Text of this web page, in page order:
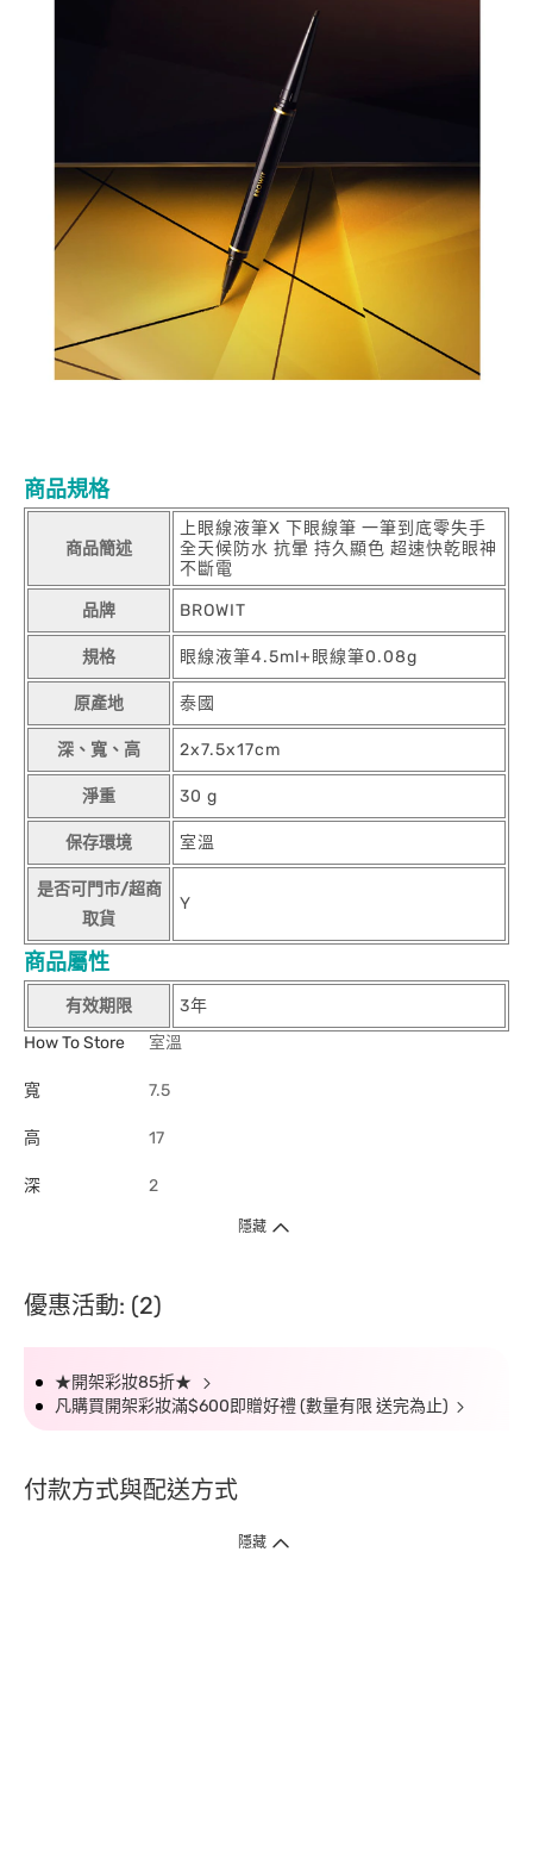
商品規格
商品簡述
上眼線液筆X 下眼線筆 一筆到底零失手
全天候防水 抗暈 持久顯色 超速快乾眼神
不斷電
品牌 BROWIT
規格 眼線液筆4.5ml+眼線筆0.08g
原產地 泰國
深、寬、高 2x7.5x17cm
淨重 30 g
保存環境 室溫
是否可門市/超商
取貨
Y
商品屬性
有效期限
3年
How To Store
室溫
寬 7.5
高 17
深 2
隱藏
優惠活動: (2)
★開架彩妝85折★
凡購買開架彩妝滿$600即贈好禮 (數量有限 送完為止)
付款方式與配送方式
隱藏